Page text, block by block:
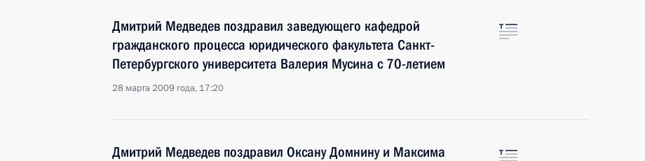
Дмитрий Медведев поздравил заведующего кафедрой
гражданского процесса юридического факультета Санкт-
Петербургского университета Валерия Мусина с 70-летием
28 марта 2009 года, 17:20
Дмитрий Медведев поздравил Оксану Домнину и Максима